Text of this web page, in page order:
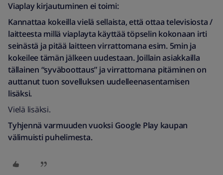
Viaplay kirjautuminen ei toimi:
Kannattaa kokeilla vielä sellaista, että ottaa televisiosta /
laitteesta millä viaplayta käyttää töpselin kokonaan irti
seinästä ja pitää laitteen virrattomana esim. 5min ja
kokeilee tämän jälkeen uudestaan. Joillain asiakkailla
tällainen “syväboottaus” ja virrattomana pitäminen on
auttanut tuon sovelluksen uudelleenasentamisen
lisäksi.
Vielä lisäksi.
Tyhjennä varmuuden vuoksi Google Play kaupan
välimuisti puhelimesta.